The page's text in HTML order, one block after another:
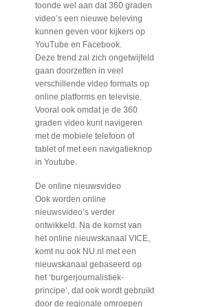
toonde wel aan dat 360 graden
video’s een nieuwe beleving
kunnen geven voor kijkers op
YouTube en Facebook.
Deze trend zal zich ongetwijfeld
gaan doorzetten in veel
verschillende video formats op
online platforms en televisie.
Vooral ook omdat je de 360
graden video kunt navigeren
met de mobiele telefoon of
tablet of met een navigatieknop
in Youtube.
De online nieuwsvideo
Ook worden online
nieuwsvideo’s verder
ontwikkeld. Na de komst van
het online nieuwskanaal VICE,
komt nu ook NU.nl met een
nieuwskanaal gebaseerd op
het ‘burgerjournalistiek-
principe’, dat ook wordt gebruikt
door de regionale omroepen